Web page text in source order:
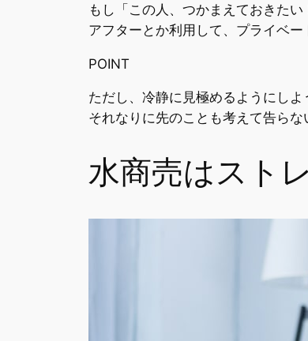
もし「この人、つかまえておきた
アフターとか利用して、プライベー
POINT
ただし、冷静に見極めるようにし
それなりに先のことも考えて告ら
水商売はスト